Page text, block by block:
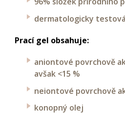
dermatologicky
Prací gel obsahuje:
aniontové povrchově
avšak <15 %
neiontové povrchově
konopný olej